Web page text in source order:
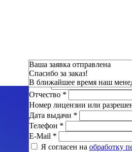
Зарезервировать
Фамилия*
Имя*
Отчество *
Номер лицензии или
Дата выдачи *
Телефон *
E-Mail *
Я согласен на обработку
Ваша заявка отправлена
Спасибо за заказ!
В ближайшее время наш